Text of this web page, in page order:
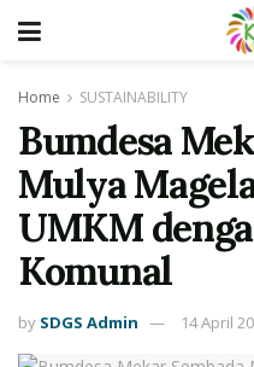
Home SUSTAINABILITY
Bumdesa
Mulya
UMKM
Komunal
by SDGS Admin 14 April